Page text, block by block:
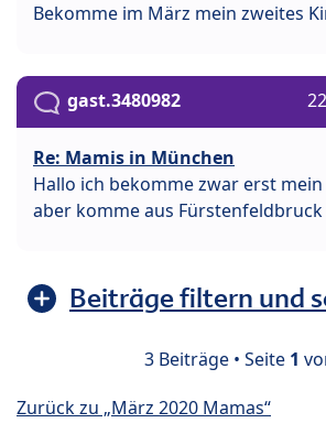
Bekomme im März mein zweites
gast.3480982
Re: Mamis in München
Hallo ich bekomme zwar erst
aber komme aus Fürstenfeldbruck
Beiträge filtern und
3 Beiträge • Seite 1
Zurück zu „März 2020 Mamas“